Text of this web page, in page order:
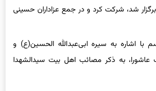
۰۶ ارتش برگزار شد، شرکت کرد و در جمع عزاداران حسینی
با اشاره به سیره ابی‌عبدالله الحسین(ع) و
به ذکر مصائب اهل بیت سید‌الشهدا